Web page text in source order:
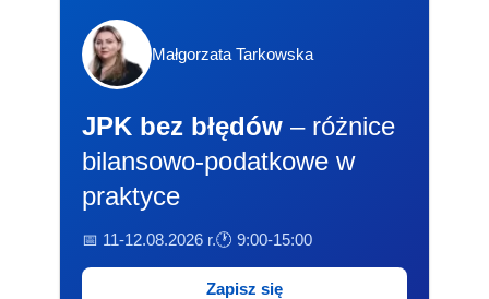
Małgorzata Tarkowska
JPK bez błędów – różnice
bilansowo-podatkowe w
praktyce
📅 11-12.08.2026 r.🕐 9:00-15:00
Zapisz się